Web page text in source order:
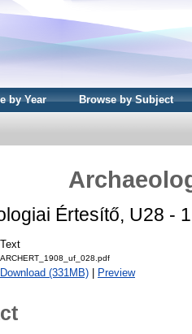
by Year Browse by Subject
Értesítő, U28 -
Text
ARCHERT_1908_uf_028.pdf
Download (331MB) Preview